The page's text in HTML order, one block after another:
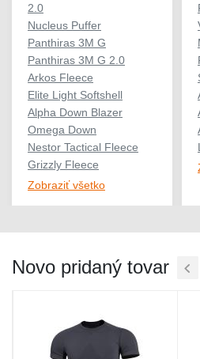
2.0
Nucleus Puffer
Panthiras 3M G
Panthiras 3M G 2.0
Arkos Fleece
Elite Light Softshell
Alpha Down Blazer
Omega Down
Nestor Tactical Fleece
Grizzly Fleece
Zobraziť všetko
Novo pridaný tovar